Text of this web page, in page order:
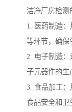
洁净厂房检测
1. 医药制造
等环节，确保
2. 电子制造
子元器件的生
3. 食品加工
食品安全和卫